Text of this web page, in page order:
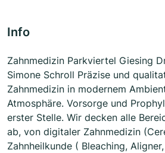
Info
Zahnmedizin Parkviertel Giesing
Simone Schroll Präzise und
Zahnmedizin in modernem
Atmosphäre. Vorsorge und
erster Stelle. Wir decken alle
ab, von digitaler Zahnmedizin
Zahnheilkunde ( Bleaching,